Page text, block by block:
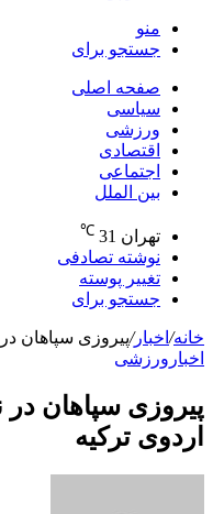
منو
جستجو برای
صفحه اصلی
سیاسی
ورزشی
اقتصادی
اجتماعی
بین الملل
تهران 31
℃
نوشته تصادفی
تغییر پوسته
جستجو برای
خانه/ اخبار/پیروزی سپاهان در
اخبار ورزشی
پیروزی سپاهان در
اردوی ترکیه